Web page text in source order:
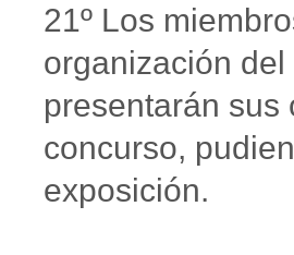
21º Los
organización
presentarán sus
concurso,
exposición.